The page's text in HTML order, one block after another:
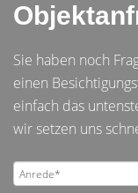
Sie haben noch
einen
einfach das
wir setzen uns